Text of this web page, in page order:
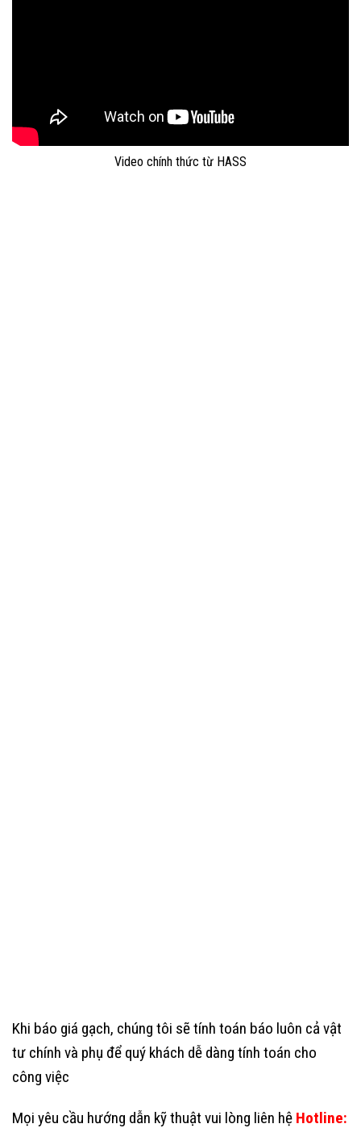
Video chính thức từ HASS
Khi báo giá gạch, chúng tôi sẽ tính toán báo luôn cả vật
tư chính và phụ để quý khách dễ dàng tính toán cho
công việc
Mọi yêu cầu hướng dẫn kỹ thuật vui lòng liên hệ Hotline: